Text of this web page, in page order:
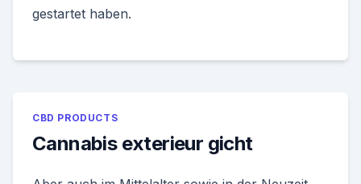
gestartet haben.
CBD PRODUCTS
Cannabis exterieur gicht